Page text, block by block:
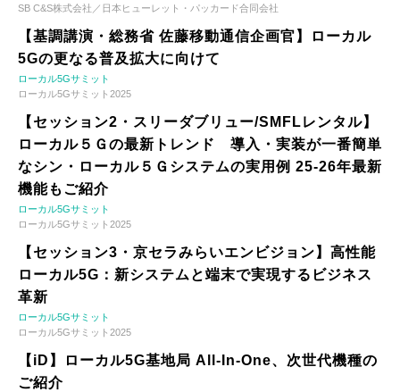
SB C&S株式会社／日本ヒューレット・パッカード合同会社
【基調講演・総務省 佐藤移動通信企画官】ローカル
5Gの更なる普及拡大に向けて
ローカル5Gサミット
ローカル5Gサミット2025
【セッション2・スリーダブリュー/SMFLレンタル】
ローカル５Ｇの最新トレンド 導入・実装が一番簡単
なシン・ローカル５Ｇシステムの実用例 25-26年最新
機能もご紹介
ローカル5Gサミット
ローカル5Gサミット2025
【セッション3・京セラみらいエンビジョン】高性能
ローカル5G：新システムと端末で実現するビジネス
革新
ローカル5Gサミット
ローカル5Gサミット2025
【iD】ローカル5G基地局 All-In-One、次世代機種の
ご紹介